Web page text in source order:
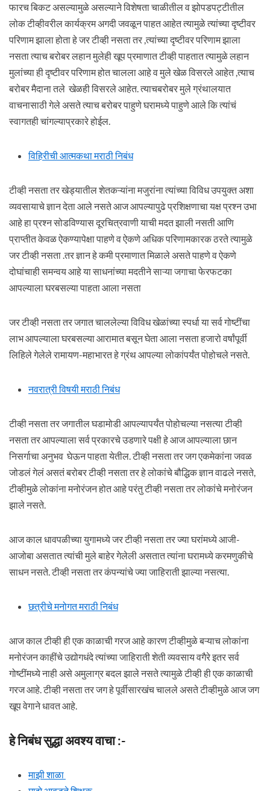
फारच बिकट असल्यामुळे असल्याने विशेषता चाळीतील व झोपडपट्टीतील
लोक टीव्हीवरील कार्यक्रम अगदी जवळून पाहत आहेत त्यामुळे त्यांच्या दृष्टीवर
परिणाम झाला होता हे जर टीव्ही नसता तर ,त्यांच्या दृष्टीवर परिणाम झाला
नसता त्याच बरोबर लहान मुलेही खूप प्रमाणात टीव्ही पाहतात त्यामुळे लहान
मुलांच्या ही दृष्टीवर परिणाम होत चालला आहे व मुले खेळ विसरले आहेत ,त्याच
बरोबर मैदाना तले खेळही विसरले आहेत. त्याचबरोबर मुले ग्रंथालयात
वाचनासाठी गेले असते त्याच बरोबर पाहुणे घरामध्ये पाहुणे आले कि त्यांचं
स्वागतही चांगल्याप्रकारे होईल.
विहिरीची आत्मकथा मराठी निबंध
टीव्ही नसता तर खेड्यातील शेतकऱ्यांना मजुरांना त्यांच्या विविध उपयुक्त अशा
व्यवसायाचे ज्ञान देता आले नसते आज आपल्यापुढे प्रशिक्षणाचा यक्ष प्रश्न उभा
आहे हा प्रश्न सोडविण्यास दूरचित्रवाणी याची मदत झाली नसती आणि
प्राप्तीत केवळ ऐकण्यापेक्षा पाहणे व ऐकणे अधिक परिणामकारक ठरते त्यामुळे
जर टीव्ही नसता .तर ज्ञान हे कमी प्रमाणात मिळाले असते पाहणे व ऐकणे
दोघांचाही समन्वय आहे या साधनांच्या मदतीने साऱ्या जगाचा फेरफटका
आपल्याला घरबसल्या पाहता आला नसता
जर टीव्ही नसता तर जगात चाललेल्या विविध खेळांच्या स्पर्धा या सर्व गोष्टींचा
लाभ आपल्याला घरबसल्या आरामात बसून घेता आला नसता हजारो वर्षांपूर्वी
लिहिले गेलेले रामायण-महाभारत हे ग्रंथ आपल्या लोकांपर्यंत पोहोचले नसते.
नवरात्री विषयी मराठी निबंध
टीव्ही नसता तर जगातील घडामोडी आपल्यापर्यंत पोहोचल्या नसत्या टीव्ही
नसता तर आपल्याला सर्व प्रकारचे उडणारे पक्षी हे आज आपल्याला छान
निसर्गाचा अनुभव घेऊन पाहता येतील. टीव्ही नसता तर जग एकमेकांना जवळ
जोडलं गेलं असतं बरोबर टीव्ही नसता तर हे लोकांचे बौद्धिक ज्ञान वाढले नसते,
टीव्हीमुळे लोकांना मनोरंजन होत आहे परंतु टीव्ही नसता तर लोकांचे मनोरंजन
झाले नसते.
आज काल धावपळीच्या युगामध्ये जर टीव्ही नसता तर ज्या घरांमध्ये आजी-
आजोबा असतात त्यांची मुले बाहेर गेलेली असतात त्यांना घरामध्ये करमणुकीचे
साधन नसते. टीव्ही नसता तर कंपन्यांचे ज्या जाहिराती झाल्या नसत्या.
छत्रीचे मनोगत मराठी निबंध
आज काल टीव्ही ही एक काळाची गरज आहे कारण टीव्हीमुळे बऱ्याच लोकांना
मनोरंजन काहींचे उद्योगधंदे त्यांच्या जाहिराती शेती व्यवसाय वगैरे इतर सर्व
गोष्टींमध्ये नाही असे अमुलाग्र बदल झाले नसते त्यामुळे टीव्ही ही एक काळाची
गरज आहे. टीव्ही नसता तर जग हे पूर्वीसारखंच चालले असते टीव्हीमुळे आज जग
खूप वेगाने धावत आहे.
हे निबंध सुद्धा अवश्य वाचा :-
माझी शाळा